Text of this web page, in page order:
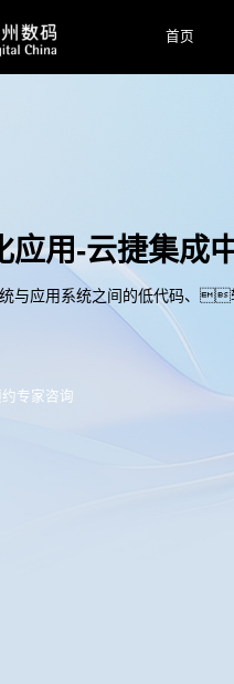
首页
应用-云捷集成
统与应用系统之间的低代码、
约专家咨询